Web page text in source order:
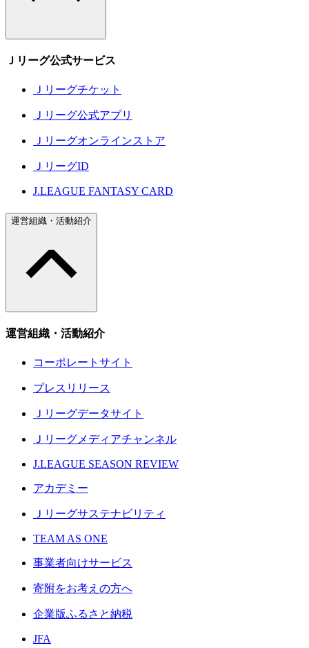
Ｊリーグ公式サービス
Ｊリーグチケット
Ｊリーグ公式アプリ
Ｊリーグオンラインストア
ＪリーグID
J.LEAGUE FANTASY CARD
運営組織・活動紹介
運営組織・活動紹介
コーポレートサイト
プレスリリース
Ｊリーグデータサイト
Ｊリーグメディアチャンネル
J.LEAGUE SEASON REVIEW
アカデミー
Ｊリーグサステナビリティ
TEAM AS ONE
事業者向けサービス
寄附をお考えの方へ
企業版ふるさと納税
JFA